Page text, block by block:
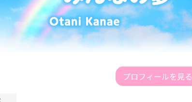
プロフィールを見る